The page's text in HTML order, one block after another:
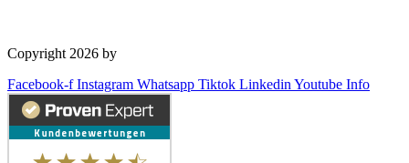
Copyright 2026 by
Facebook-f Instagram Whatsapp Tiktok Linkedin Youtube Info